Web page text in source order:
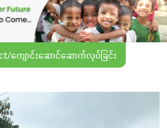
/ကျောင်းဆောင်ဆောက်လုပ်ခြင်း
များ
ာက်မှုကဏ္ဍ